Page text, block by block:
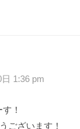
1:36 pm
！
ございます！